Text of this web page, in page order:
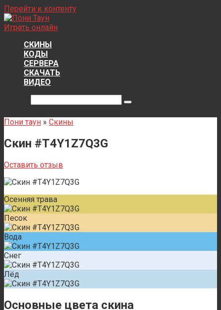
Перейти к контенту
Играть онлайн
СКИНЫ
КОДЫ
СЕРВЕРА
СКАЧАТЬ
ВИДЕО
Пони таун » Скины
Скин #T4Y1Z7Q3G
Оставить отзыв
Осенняя трава
Песок
Вода
Снег
Лёд
Основные цвета скина